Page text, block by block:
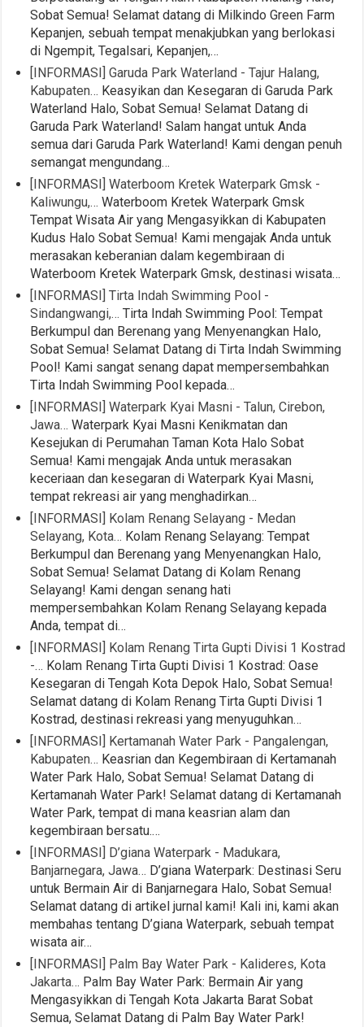
Sobat Semua! Selamat datang di Milkindo Green Farm
Kepanjen, sebuah tempat menakjubkan yang berlokasi
di Ngempit, Tegalsari, Kepanjen,…
[INFORMASI] Garuda Park Waterland - Tajur Halang,
Kabupaten… Keasyikan dan Kesegaran di Garuda Park
Waterland Halo, Sobat Semua! Selamat Datang di
Garuda Park Waterland! Salam hangat untuk Anda
semua dari Garuda Park Waterland! Kami dengan penuh
semangat mengundang…
[INFORMASI] Waterboom Kretek Waterpark Gmsk -
Kaliwungu,… Waterboom Kretek Waterpark Gmsk
Tempat Wisata Air yang Mengasyikkan di Kabupaten
Kudus Halo Sobat Semua! Kami mengajak Anda untuk
merasakan keberanian dalam kegembiraan di
Waterboom Kretek Waterpark Gmsk, destinasi wisata…
[INFORMASI] Tirta Indah Swimming Pool -
Sindangwangi,… Tirta Indah Swimming Pool: Tempat
Berkumpul dan Berenang yang Menyenangkan Halo,
Sobat Semua! Selamat Datang di Tirta Indah Swimming
Pool! Kami sangat senang dapat mempersembahkan
Tirta Indah Swimming Pool kepada…
[INFORMASI] Waterpark Kyai Masni - Talun, Cirebon,
Jawa… Waterpark Kyai Masni Kenikmatan dan
Kesejukan di Perumahan Taman Kota Halo Sobat
Semua! Kami mengajak Anda untuk merasakan
keceriaan dan kesegaran di Waterpark Kyai Masni,
tempat rekreasi air yang menghadirkan…
[INFORMASI] Kolam Renang Selayang - Medan
Selayang, Kota… Kolam Renang Selayang: Tempat
Berkumpul dan Berenang yang Menyenangkan Halo,
Sobat Semua! Selamat Datang di Kolam Renang
Selayang! Kami dengan senang hati
mempersembahkan Kolam Renang Selayang kepada
Anda, tempat di…
[INFORMASI] Kolam Renang Tirta Gupti Divisi 1 Kostrad
-… Kolam Renang Tirta Gupti Divisi 1 Kostrad: Oase
Kesegaran di Tengah Kota Depok Halo, Sobat Semua!
Selamat datang di Kolam Renang Tirta Gupti Divisi 1
Kostrad, destinasi rekreasi yang menyuguhkan…
[INFORMASI] Kertamanah Water Park - Pangalengan,
Kabupaten… Keasrian dan Kegembiraan di Kertamanah
Water Park Halo, Sobat Semua! Selamat Datang di
Kertamanah Water Park! Selamat datang di Kertamanah
Water Park, tempat di mana keasrian alam dan
kegembiraan bersatu.…
[INFORMASI] D’giana Waterpark - Madukara,
Banjarnegara, Jawa… D’giana Waterpark: Destinasi Seru
untuk Bermain Air di Banjarnegara Halo, Sobat Semua!
Selamat datang di artikel jurnal kami! Kali ini, kami akan
membahas tentang D’giana Waterpark, sebuah tempat
wisata air…
[INFORMASI] Palm Bay Water Park - Kalideres, Kota
Jakarta… Palm Bay Water Park: Bermain Air yang
Mengasyikkan di Tengah Kota Jakarta Barat Sobat
Semua, Selamat Datang di Palm Bay Water Park!